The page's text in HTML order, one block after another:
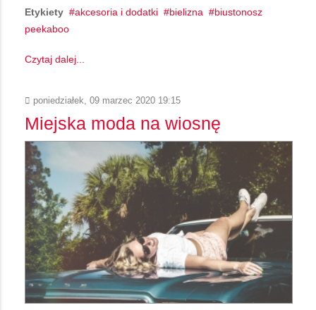
Etykiety akcesoria i dodatki bielizna
biustonosz
peekaboo
Czytaj dalej...
poniedziałek, 09 marzec 2020 19:15
Miejska moda na wiosnę